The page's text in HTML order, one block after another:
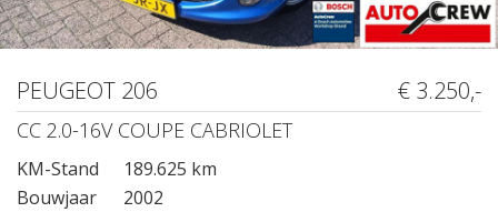
PEUGEOT 206 € 3.250,-
CC 2.0-16V COUPE CABRIOLET
KM-Stand
189.625 km
Bouwjaar
2002